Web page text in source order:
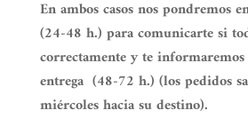
En ambos casos nos pondremos
(24-48 h.) para comunicarte si
correctamente y te
entrega (48-72 h.) (los pedidos
miércoles hacia su destino).